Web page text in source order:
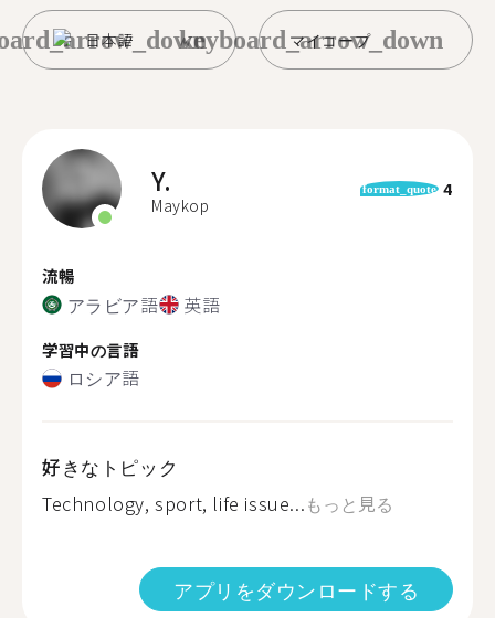
日本語 マイコープ
keyboard_arrow_down
Y.
Maykop
format_quote 4
流暢
アラビア語 英語
学習中の言語
ロシア語
好きなトピック
Technology, sport, life issue...もっと見る
アプリをダウンロードする